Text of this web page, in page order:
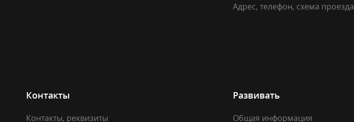
Адрес, телефон, схема проезда
Контакты
Контакты, реквизиты
Развивать
Общая информация